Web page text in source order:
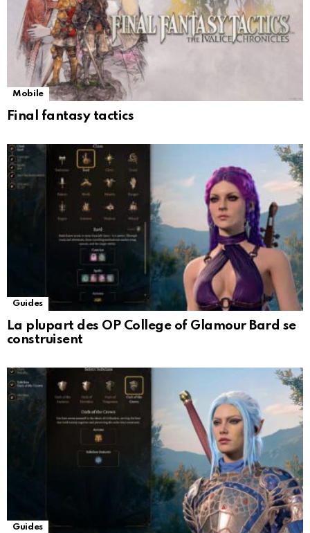
Mobile
Final fantasy tactics
Guides
La plupart des OP College of Glamour Bard se
construisent
Guides